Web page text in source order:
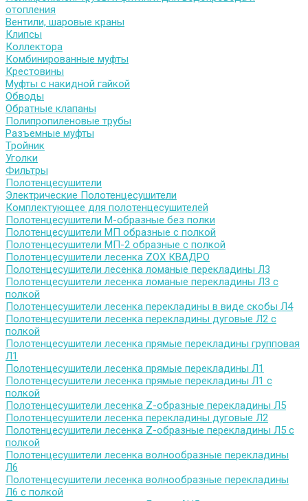
отопления
Вентили, шаровые краны
Клипсы
Коллектора
Комбинированные муфты
Крестовины
Муфты с накидной гайкой
Обводы
Обратные клапаны
Полипропиленовые трубы
Разъемные муфты
Тройник
Уголки
Фильтры
Полотенцесушители
Электрические Полотенцесушители
Комплектующее для полотенцесушителей
Полотенцесушители М-образные без полки
Полотенцесушители МП образные с полкой
Полотенцесушители МП-2 образные с полкой
Полотенцесушители лесенка ZOX КВАДРО
Полотенцесушители лесенка ломаные перекладины Л3
Полотенцесушители лесенка ломаные перекладины Л3 с
полкой
Полотенцесушители лесенка перекладины в виде скобы Л4
Полотенцесушители лесенка перекладины дуговые Л2 с
полкой
Полотенцесушители лесенка прямые перекладины групповая
Л1
Полотенцесушители лесенка прямые перекладины Л1
Полотенцесушители лесенка прямые перекладины Л1 с
полкой
Полотенцесушители лесенка Z-образные перекладины Л5
Полотенцесушители лесенка перекладины дуговые Л2
Полотенцесушители лесенка Z-образные перекладины Л5 с
полкой
Полотенцесушители лесенка волнообразные перекладины
Л6
Полотенцесушители лесенка волнообразные перекладины
Л6 с полкой